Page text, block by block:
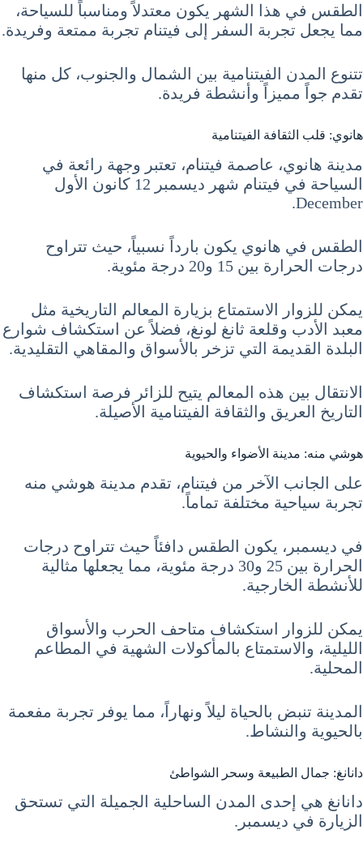
الطقس في هذا الشهر يكون معتدلاً ومناسباً للسياحة،
مما يجعل تجربة السفر إلى فيتنام تجربة ممتعة وفريدة.
تتنوع المدن الفيتنامية بين الشمال والجنوب، كل منها
تقدم جواً مميزاً وأنشطة فريدة.
هانوي: قلب الثقافة الفيتنامية
مدينة هانوي، عاصمة فيتنام، تعتبر وجهة رائعة في
السياحة في فيتنام شهر ديسمبر 12 كانون الأول
December.
الطقس في هانوي يكون بارداً نسبياً، حيث تتراوح
درجات الحرارة بين 15 و20 درجة مئوية.
يمكن للزوار الاستمتاع بزيارة المعالم التاريخية مثل
معبد الأدب وقلعة ثانغ لونغ، فضلاً عن استكشاف شوارع
البلدة القديمة التي تزخر بالأسواق والمقاهي التقليدية.
الانتقال بين هذه المعالم يتيح للزائر فرصة استكشاف
التاريخ العريق والثقافة الفيتنامية الأصيلة.
هوشي منه: مدينة الأضواء والحيوية
على الجانب الآخر من فيتنام، تقدم مدينة هوشي منه
تجربة سياحية مختلفة تماماً.
في ديسمبر، يكون الطقس دافئاً حيث تتراوح درجات
الحرارة بين 25 و30 درجة مئوية، مما يجعلها مثالية
للأنشطة الخارجية.
يمكن للزوار استكشاف متاحف الحرب والأسواق
الليلية، والاستمتاع بالمأكولات الشهية في المطاعم
المحلية.
المدينة تنبض بالحياة ليلاً ونهاراً، مما يوفر تجربة مفعمة
بالحيوية والنشاط.
دانانغ: جمال الطبيعة وسحر الشواطئ
دانانغ هي إحدى المدن الساحلية الجميلة التي تستحق
الزيارة في ديسمبر.